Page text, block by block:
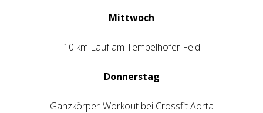
Mittwoch
10 km Lauf am Tempelhofer Feld
Donnerstag
Ganzkörper-Workout bei Crossfit Aorta